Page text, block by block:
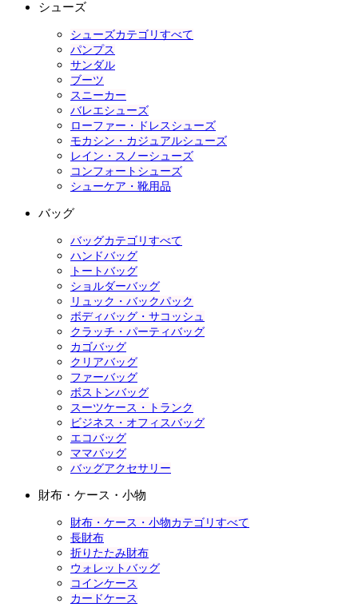
シューズ
シューズカテゴリすべて
パンプス
サンダル
ブーツ
スニーカー
バレエシューズ
ローファー・ドレスシューズ
モカシン・カジュアルシューズ
レイン・スノーシューズ
コンフォートシューズ
シューケア・靴用品
バッグ
バッグカテゴリすべて
ハンドバッグ
トートバッグ
ショルダーバッグ
リュック・バックパック
ボディバッグ・サコッシュ
クラッチ・パーティバッグ
カゴバッグ
クリアバッグ
ファーバッグ
ボストンバッグ
スーツケース・トランク
ビジネス・オフィスバッグ
エコバッグ
ママバッグ
バッグアクセサリー
財布・ケース・小物
財布・ケース・小物カテゴリすべて
長財布
折りたたみ財布
ウォレットバッグ
コインケース
カードケース